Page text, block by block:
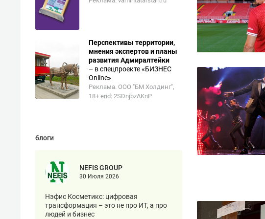
Перспективы территории,
мнения экспертов и планы
развития Адмиралтейки
– в спецпроекте «БИЗНЕС
Online»
Реклама. ООО "БМ Холдинг",
18+ erid: 2SDnjbzAKnP
блоги
NEFIS GROUP
30 Июля 2026
Нэфис Косметикс: цифровая
трансформация – это не про ИТ, а про
людей и бизнес
рекомендуем
Оставить шум
за волной: как строят
тишину в казанском